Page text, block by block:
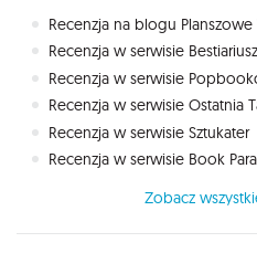
Recenzja na blogu
Recenzja w serwisie Bestiariusz
Recenzja w serwisie
Recenzja w serwisie Ostatnia
Recenzja w serwisie Sztukater
Recenzja w serwisie Book
Zobacz